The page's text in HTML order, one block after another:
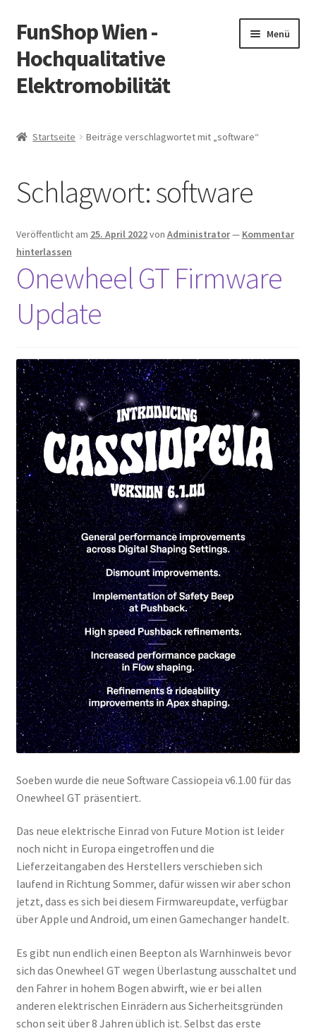
Zur
Navigation
springen
Zum
Inhalt
springen
FunShop Wien -
Hochqualitative
Elektromobilität
Menü
Vorsicht Internetbetrug
Über FunShop
öffnen
Impressum
Zum Onlineshop in der Web Version
Startseite Beiträge verschlagwortet mit „software“
Schlagwort:software
Veröffentlicht am 25. April 2022von Administrator— Kommentar
hinterlassen
Onewheel GT Firmware
Update
Soeben wurde die neue Software Cassiopeia v6.1.00 für das
Onewheel GT präsentiert.
Das neue elektrische Einrad von Future Motion ist leider
noch nicht in Europa eingetroffen und die
Lieferzeitangaben des Herstellers verschieben sich
laufend in Richtung Sommer, dafür wissen wir aber schon
jetzt, dass es sich bei diesem Firmwareupdate, verfügbar
über Apple und Android, um einen Gamechanger handelt.
Es gibt nun endlich einen Beepton als Warnhinweis bevor
sich das Onewheel GT wegen Überlastung ausschaltet und
den Fahrer in hohem Bogen abwirft, wie er bei allen
anderen elektrischen Einrädern aus Sicherheitsgründen
schon seit über 8 Jahren üblich ist. Selbst das erste